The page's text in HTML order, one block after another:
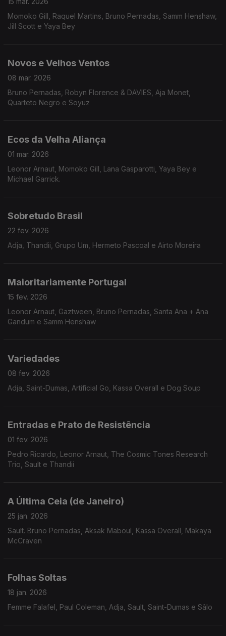
Momoko Gill, Raquel Martins, Bruno Pernadas, Samm Henshaw,
Jill Scott e Yaya Bey
Novos e Velhos Ventos
08 mar. 2026
Bruno Pernadas, Robyn Florence & DAVIES, Aja Monet,
Quarteto Negro e Soyuz
Ecos da Velha Aliança
01 mar. 2026
Leonor Arnaut, Momoko Gill, Lana Gasparotti, Yaya Bey e
Michael Garrick.
Sobretudo Brasil
22 fev. 2026
Adja, Thandii, Grupo Um, Hermeto Pascoal e Airto Moreira
Maioritariamente Portugal
15 fev. 2026
Leonor Arnaut, Gaztween, Bruno Pernadas, Santa Ana + Ana
Gandum e Samm Henshaw
Variedades
08 fev. 2026
Adja, Saint-Dumas, Artificial Go, Kassa Overall e Dog Soup
Entradas e Prato de Resistência
01 fev. 2026
Pedro Ricardo, Leonor Arnaut, The Cosmic Tones Research
Trio, Sault e Thandii
A Última Ceia (de Janeiro)
25 jan. 2026
Sault. Bruno Pernadas, Aksak Maboul, Kassa Overall, Makaya
McCraven
Folhas Soltas
18 jan. 2026
Femme Falafel, Paul Coleman, Adja, Sault, Saint-Dumas e Sâlo